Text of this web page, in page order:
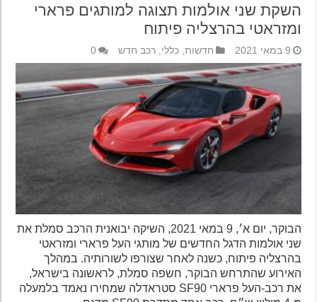
השקת שני אולמות תצוגה למותגים פרארי
ומזראטי בהרצליה פיתוח
9 במאי 2021 חדשות,כללי,רכב חדש 0
הבוקר, יום א׳, 9 במאי 2021, השיקה יבואנית הרכב סמלת את
שני אולמות הדגל החדשים של מותגי העל פרארי ומזראטי
בהרצליה פיתוח, כשנה לאחר שצורפו לשורותיה. במהלך
האירוע שהתרחש הבוקר, חשפה סמלת, לראשונה בישראל,
את רכב-העל פרארי SF90 סטראדלה שמחירו נאמד בלמעלה